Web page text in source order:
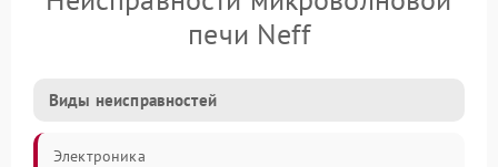
печи Neff
Виды неисправностей
Электроника